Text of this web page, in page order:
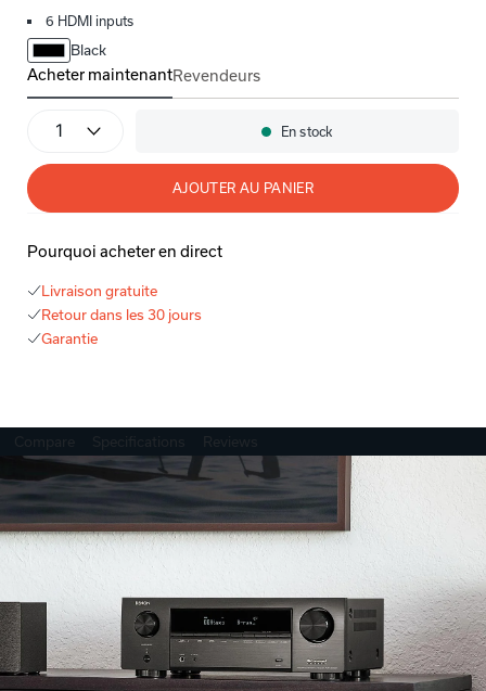
6 HDMI inputs
Black
Acheter maintenant
AVR-X1700H Reconditionné
Revendeurs
Disponibilité:
En stock
AJOUTER AU PANIER
Pourquoi acheter en direct
Livraison gratuite
Retour dans les 30 jours
Garantie